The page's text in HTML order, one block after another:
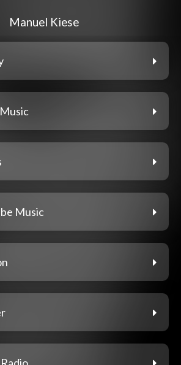
Manuel Kiese
Music